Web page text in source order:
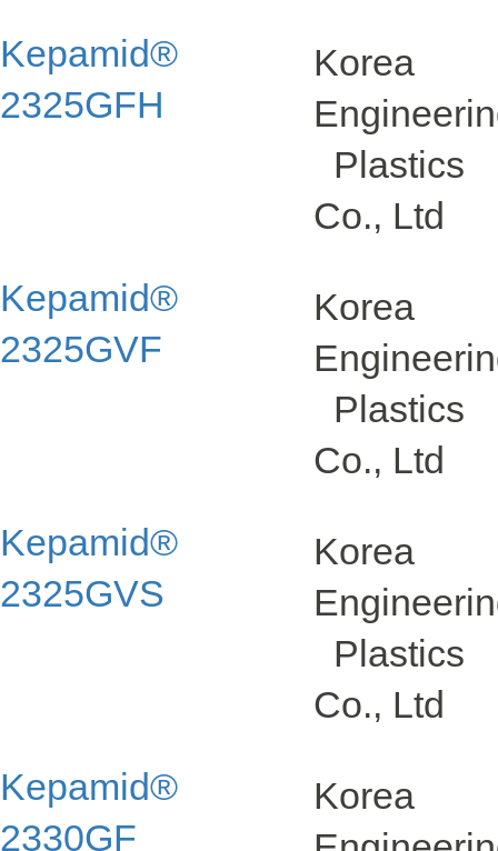
Kepamid®
2325GFH
Korea
Plastics
Co., Ltd
Kepamid®
2325GVF
Korea
Plastics
Co., Ltd
Kepamid®
2325GVS
Korea
Plastics
Co., Ltd
Kepamid®
2330GF
Korea